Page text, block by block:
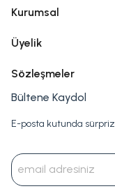
Kurumsal
Üyelik
Sözleşmeler
Bültene Kaydol
E-posta kutunda sürpriz